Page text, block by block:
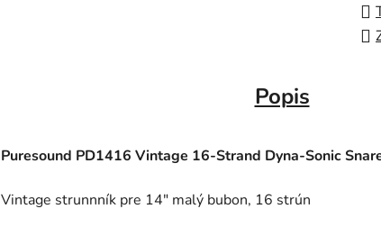
Popis
Puresound PD1416 Vintage 16-Strand Dyna-Sonic
Vintage strunnník pre 14" malý bubon, 16 strún